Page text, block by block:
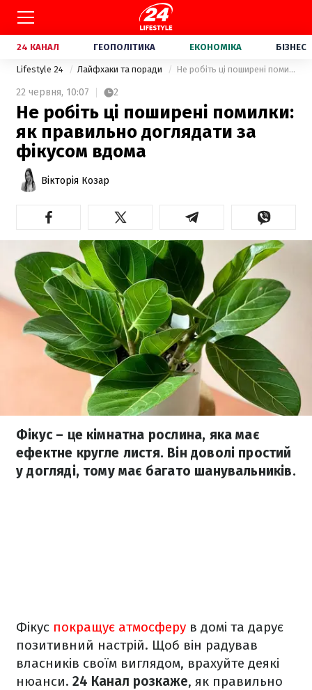
24 КАНАЛ ГЕОПОЛІТИКА ЕКОНОМІКА БІЗНЕС
Lifestyle 24 Лайфхаки та поради Не робіть ці поширені помилки: як правильно доглядати за фікусом вдома
22 червня, 10:07 2
Не робіть ці поширені помилки:
як правильно доглядати за
фікусом вдома
Вікторія Козар
Фікус – це кімнатна рослина, яка має
ефектне кругле листя. Він доволі простий
у догляді, тому має багато шанувальників.
Фікус покращує атмосферу в домі та дарує
позитивний настрій. Щоб він радував
власників своїм виглядом, врахуйте деякі
нюанси. 24 Канал розкаже, як правильно